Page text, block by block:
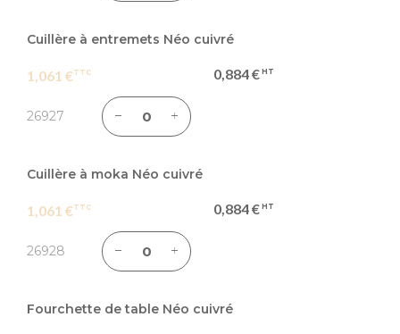
Cuillère à entremets Néo cuivré
1,061 € 0,884 €
26927
Cuillère à moka Néo cuivré
1,061 € 0,884 €
26928
Fourchette de table Néo cuivré